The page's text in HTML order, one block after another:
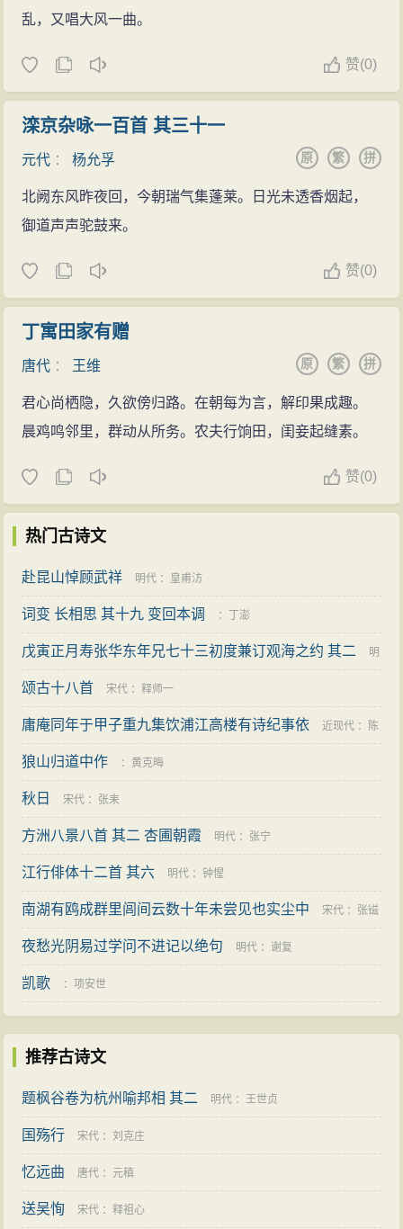
乱，又唱大风一曲。
赞(0)
滦京杂咏一百首 其三十一
元代 ：杨允孚 拼
繁
原
北阙东风昨夜回，今朝瑞气集蓬莱。日光未透香烟起，
御道声声驼鼓来。
赞(0)
丁寓田家有赠
唐代 ： 王维 拼
繁
原
君心尚栖隐，久欲傍归路。在朝每为言，解印果成趣。
晨鸡鸣邻里，群动从所务。农夫行饷田，闺妾起缝素。
赞(0)
热门古诗文
赴昆山悼顾武祥 明代 ： 皇甫汸
词变 长相思 其十九 变回本调 ： 丁澎
戊寅正月寿张华东年兄七十三初度兼订观海之约 其二 明
代：毕自严
颂古十八首 宋代 ：释师一
庸庵同年于甲子重九集饮浦江高楼有诗纪事依 近现代 ： 陈
三立
狼山归道中作 ：黄克晦
秋日 宋代 ： 张耒
方洲八景八首 其二 杏圃朝霞 明代 ： 张宁
江行俳体十二首 其六 明代 ：钟惺
南湖有鸥成群里闾间云数十年未尝见也实尘中 宋代 ： 张镃
夜愁光阴易过学问不进记以绝句 明代 ：谢复
凯歌 ：项安世
推荐古诗文
题枫谷卷为杭州喻邦相 其二 明代 ：王世贞
国殇行 宋代 ：刘克庄
忆远曲 唐代 ： 元稹
送吴恂 宋代 ：释祖心